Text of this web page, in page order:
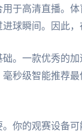
于高清直播。
球瞬间。因此
。一款优秀的
秒级智能推荐
你的观赛设备